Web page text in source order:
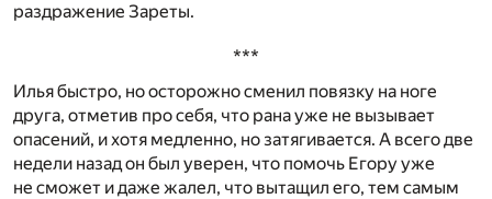
раздражение Зареты.
***
Илья быстро, но осторожно сменил повязку на ноге
друга, отметив про себя, что рана уже не вызывает
опасений, и хотя медленно, но затягивается. А всего две
недели назад он был уверен, что помочь Егору уже
не сможет и даже жалел, что вытащил его, тем самым